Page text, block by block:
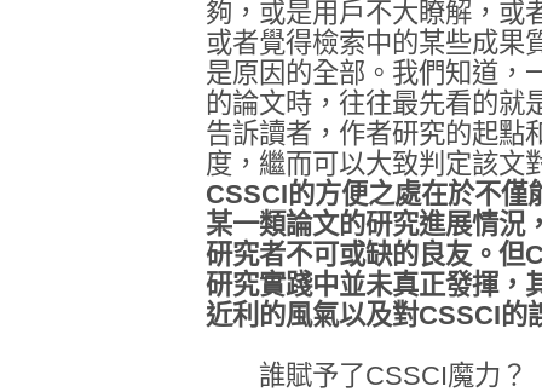
夠，或是用戶不大瞭解，或
或者覺得檢索中的某些成果
是原因的全部。我們知道，
的論文時，往往最先看的就
告訴讀者，作者研究的起點
度，繼而可以大致判定該文
CSSCI的方便之處在於不僅
某一類論文的研究進展情況
研究者不可或缺的良友。但
研究實踐中並未真正發揮，
近利的風氣以及對CSSCI的
誰賦予了CSSCI魔力？